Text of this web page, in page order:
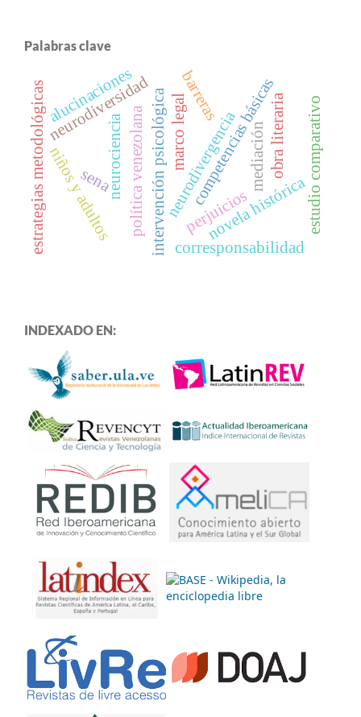
Palabras clave
intervención psicológica
política venezolananeurodivergencia
neurodiversidad competencias básicas
neurociencia mediación
novela histórica
obra literaria
sena
niños y adultos
alucinaciones
estrategias metodológicas marco legalbarreras estudio comparativo
perjuicios
corresponsabilidad
INDEXADO EN: